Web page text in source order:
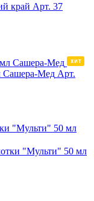
край Арт. 37
Сашера-Мед Арт.
"Мульти" 50 мл